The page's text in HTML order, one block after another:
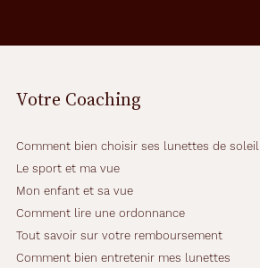
p
t
a
d
o
e
u
Votre Coaching
Comment bien choisir ses lunettes de soleil
Le sport et ma vue
Mon enfant et sa vue
Comment lire une ordonnance
Tout savoir sur votre remboursement
Comment bien entretenir mes lunettes